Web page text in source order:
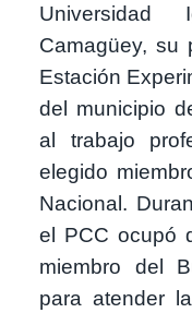
Universidad
Camagüey, su
Estación
del municipio
al trabajo
elegido
Nacional.
el PCC ocupó
miembro del
para atender